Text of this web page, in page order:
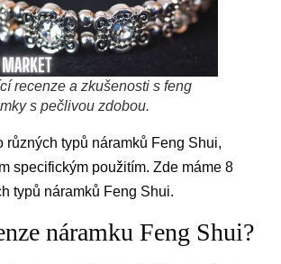
recenze a zkušenosti s feng
s pečlivou zdobou.
různých typů náramků Feng Shui,
specifickým použitím. Zde máme 8
typů náramků Feng Shui.
náramku Feng Shui?